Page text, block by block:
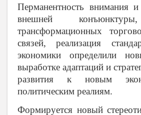
Перманентность внимания и
внешней
трансформационных
связей, реализация
экономики определили
выработке адаптаций и
развития к новым
политическим реалиям.
Формируется новый